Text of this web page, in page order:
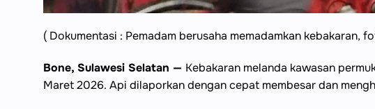
( Dokumentasi : Pemadam berusaha memadamkan kebakaran,
Bone, Sulawesi Selatan — Kebakaran melanda kawasan
Maret 2026. Api dilaporkan dengan cepat membesar dan